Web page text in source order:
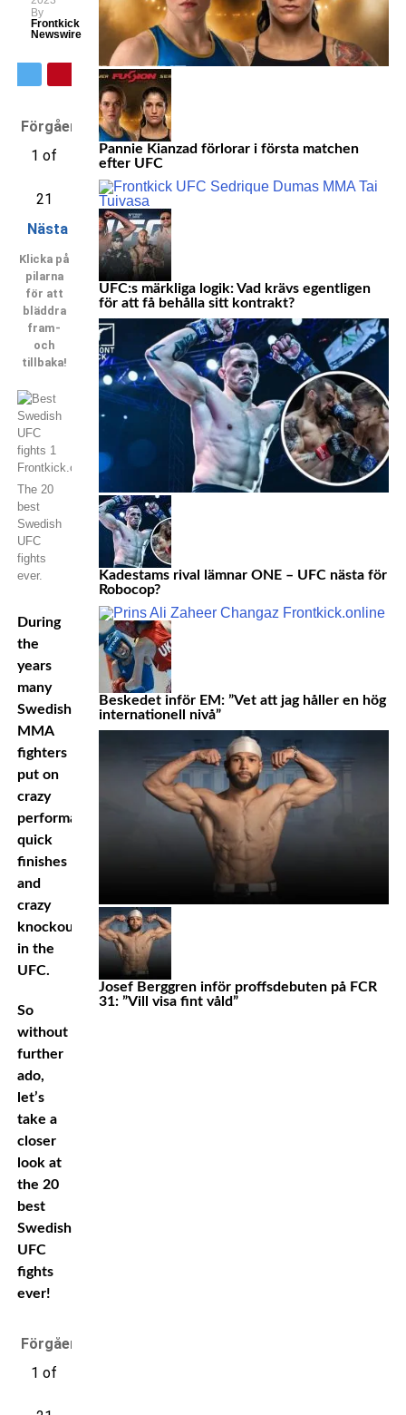
By
Frontkick
Newswire
Förgående
1 of
21
Nästa
Klicka på
pilarna
för att
bläddra
fram-
och
tillbaka!
The 20
best
Swedish
UFC
fights
ever.
During
the
years
many
Swedish
MMA
fighters
put on
crazy
performances,
quick
finishes
and
crazy
knockouts
in the
UFC.
So
without
further
ado,
let’s
take a
closer
look at
the 20
best
Swedish
UFC
fights
ever!
Förgående
1 of
Pannie Kianzad förlorar i första matchen
efter UFC
UFC:s märkliga logik: Vad krävs egentligen
för att få behålla sitt kontrakt?
Kadestams rival lämnar ONE – UFC nästa för
Robocop?
Beskedet inför EM: ”Vet att jag håller en hög
internationell nivå”
Josef Berggren inför proffsdebuten på FCR
31: ”Vill visa fint våld”